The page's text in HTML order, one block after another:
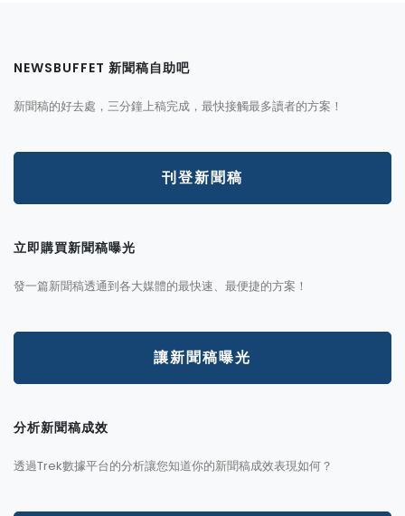
NEWSBUFFET 新聞稿自助吧
新聞稿的好去處，三分鐘上稿完成，最快接觸最多讀者的方案！
刊登新聞稿
立即購買新聞稿曝光
發一篇新聞稿透通到各大媒體的最快速、最便捷的方案！
讓新聞稿曝光
分析新聞稿成效
透過Trek數據平台的分析讓您知道你的新聞稿成效表現如何？